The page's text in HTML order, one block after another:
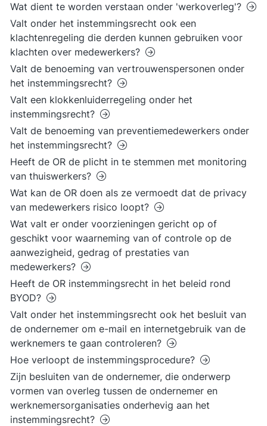
Wat dient te worden verstaan onder 'werkoverleg'?
Valt onder het instemmingsrecht ook een
klachtenregeling die derden kunnen gebruiken voor
klachten over medewerkers?
Valt de benoeming van vertrouwenspersonen onder
het instemmingsrecht?
Valt een klokkenluiderregeling onder het
instemmingsrecht?
Valt de benoeming van preventiemedewerkers onder
het instemmingsrecht?
Heeft de OR de plicht in te stemmen met monitoring
van thuiswerkers?
Wat kan de OR doen als ze vermoedt dat de privacy
van medewerkers risico loopt?
Wat valt er onder voorzieningen gericht op of
geschikt voor waarneming van of controle op de
aanwezigheid, gedrag of prestaties van
medewerkers?
Heeft de OR instemmingsrecht in het beleid rond
BYOD?
Valt onder het instemmingsrecht ook het besluit van
de ondernemer om e-mail en internetgebruik van de
werknemers te gaan controleren?
Hoe verloopt de instemmingsprocedure?
Zijn besluiten van de ondernemer, die onderwerp
vormen van overleg tussen de ondernemer en
werknemersorganisaties onderhevig aan het
instemmingsrecht?